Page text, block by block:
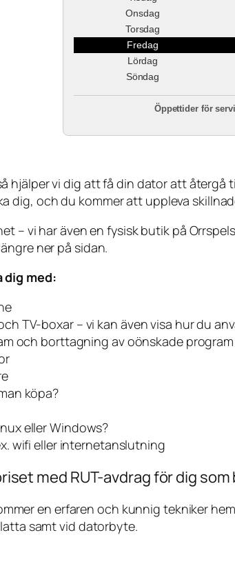
Onsdag
Torsdag
Fredag
Lördag
Söndag
Öppettider för
hjälper vi dig att få din dator att återgå
dig, och du kommer att uppleva
– vi har även en fysisk butik på
ner på sidan.
dig med:
TV-boxar – vi kan även visa hur du
och borttagning av oönskade
köpa?
eller Windows?
wifi eller internetanslutning
med RUT-avdrag för dig som
en erfaren och kunnig tekniker
samt vid datorbyte.